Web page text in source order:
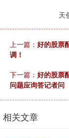
天
上一篇： 好的股票
调！
下一篇： 好的股票
问题应询答记者问
相关文章